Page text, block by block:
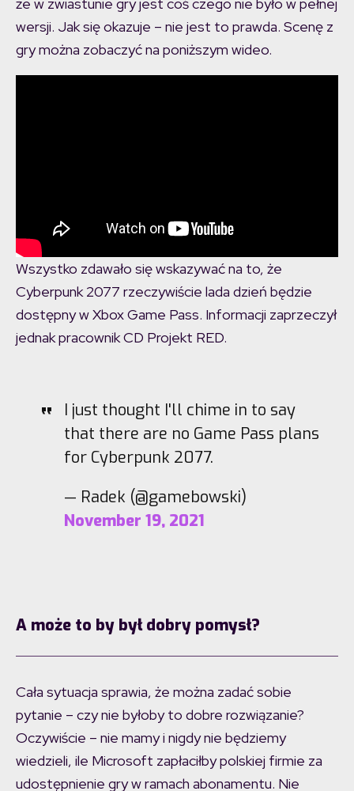
że w zwiastunie gry jest coś czego nie było w pełnej
wersji. Jak się okazuje – nie jest to prawda. Scenę z
gry można zobaczyć na poniższym wideo.
Wszystko zdawało się wskazywać na to, że
Cyberpunk 2077 rzeczywiście lada dzień będzie
dostępny w Xbox Game Pass. Informacji zaprzeczył
jednak pracownik CD Projekt RED.
I just thought I'll chime in to say
that there are no Game Pass plans
for Cyberpunk 2077.
— Radek (@gamebowski)
November 19, 2021
A może to by był dobry pomysł?
Cała sytuacja sprawia, że można zadać sobie
pytanie – czy nie byłoby to dobre rozwiązanie?
Oczywiście – nie mamy i nigdy nie będziemy
wiedzieli, ile Microsoft zapłaciłby polskiej firmie za
udostępnienie gry w ramach abonamentu. Nie